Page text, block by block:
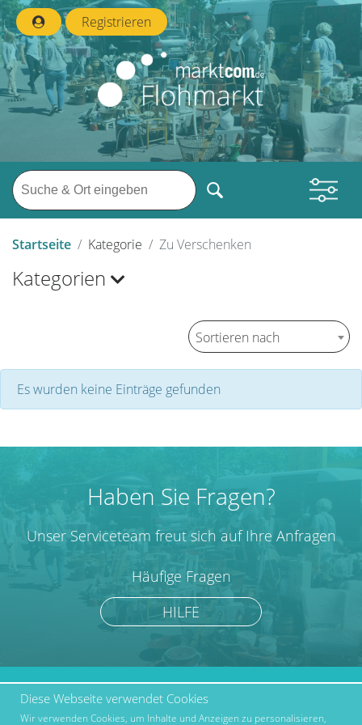
Registrieren
Startseite Kategorie Zu Verschenken
Kategorien
Sortieren nach
Es wurden keine Einträge gefunden
Haben Sie Fragen?
Unser Serviceteam freut sich auf Ihre Anfragen
Häufige Fragen
HILFE
marktcom.de Deutschland
GmbH © 2019
Werben bei Marktcom
Diese Webseite verwendet Cookies
Wir verwenden Cookies, um Inhalte und Anzeigen zu personalisieren,